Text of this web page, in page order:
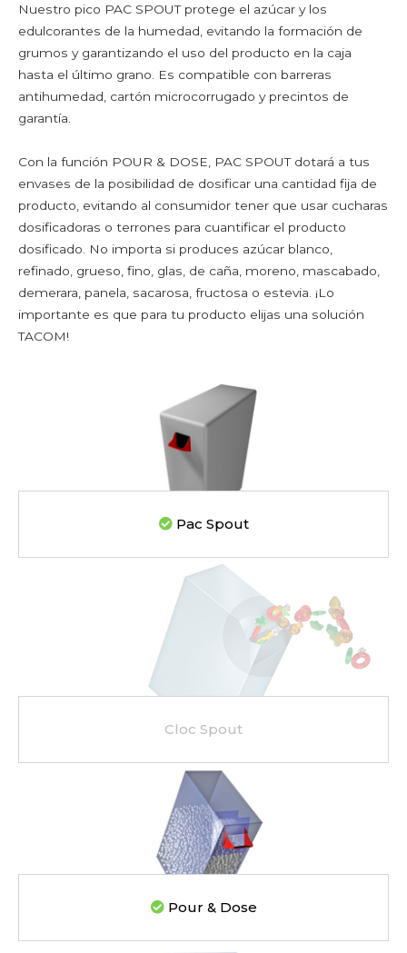
Aditivos antical
Detergentes de lavavajillas
Detergentes en polvo
Desinfectantes y blanqueantes
Sal de lavavajillas
Productos para la casa y el cuerpo
Almidones corporales
Desodorantes en polvo y talco
Perlas y sales de baño
Animales y jardinería
Fitosanitarios y fertilizantes
Lechos de animales
Piensos y comida para mascotas
Semillas
LÍNEAS DE EMBALAJE Y ACCESORIOS
Máquinas aplicadoras de dosificadores
Optimización de líneas de embalaje
Nuestro pico PAC SPOUT protege el azúcar y los
edulcorantes de la humedad, evitando la formación de
grumos y garantizando el uso del producto en la caja
hasta el último grano. Es compatible con barreras
antihumedad, cartón microcorrugado y precintos de
garantía.
Con la función POUR & DOSE, PAC SPOUT dotará a tus
envases de la posibilidad de dosificar una cantidad fija de
producto, evitando al consumidor tener que usar cucharas
dosificadoras o terrones para cuantificar el producto
dosificado. No importa si produces azúcar blanco,
refinado, grueso, fino, glas, de caña, moreno, mascabado,
demerara, panela, sacarosa, fructosa o estevia. ¡Lo
importante es que para tu producto elijas una solución
TACOM!
Pac Spout
Cloc Spout
Pour & Dose